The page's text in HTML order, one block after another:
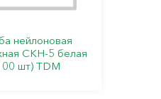
нейлоновая
СКН-5 белая
шт) TDM